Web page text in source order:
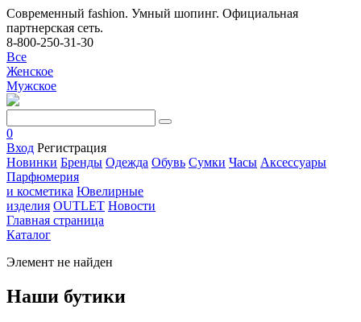
Современный fashion. Умный шопинг. Официальная
партнерская сеть.
8-800-250-31-30
Все
Женское
Мужское
0
Вход Регистрация
Новинки Бренды Одежда Обувь Сумки Часы Аксессуары
Парфюмерия
и косметика Ювелирные
изделия OUTLET Новости
Главная страница
Каталог
Элемент не найден
Наши бутики